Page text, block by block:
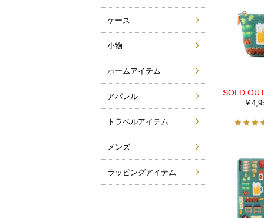
￥
ケース
小物
ホームアイテム
アパレル
トラベルアイテム
メンズ
ラッピングアイテム